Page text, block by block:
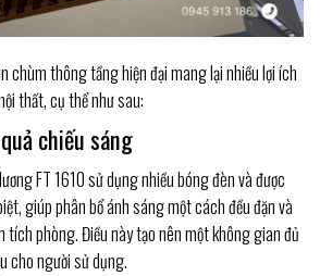
chùm thông tầng hiện đại mang lại nhiều lợi ích
thất, cụ thể như sau:
chiếu sáng
FT 1610 sử dụng nhiều bóng đèn và được
giúp phân bổ ánh sáng một cách đều đặn và
tích phòng. Điều này tạo nên một không gian đủ
cho người sử dụng.